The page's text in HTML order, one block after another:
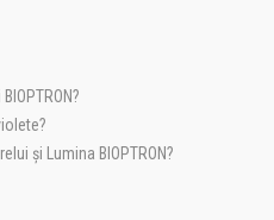
și Lumina BIOPTRON?